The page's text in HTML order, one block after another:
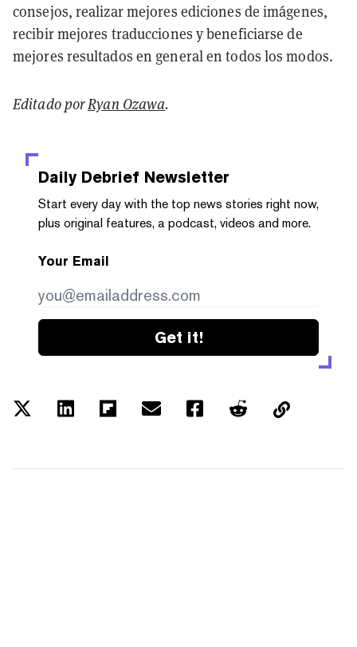
consejos, realizar mejores ediciones de imágenes,
recibir mejores traducciones y beneficiarse de
mejores resultados en general en todos los modos.
Editado porRyan Ozawa.
Daily Debrief Newsletter
Start every day with the top news stories right now,
plus original features, a podcast, videos and more.
Your Email
Get it!